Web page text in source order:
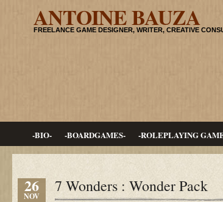
ANTOINE BAUZA
FREELANCE GAME DESIGNER, WRITER, CREATIVE
-BIO- -BOARDGAMES- -ROLEPLAYING
26
NOV
7 Wonders : Wonder Pack